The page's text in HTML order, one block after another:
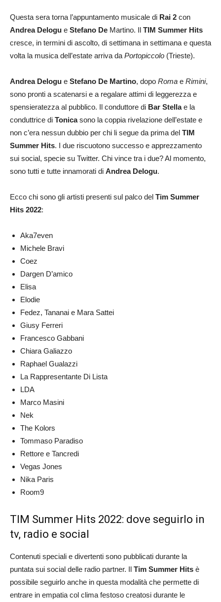
Questa sera torna l’appuntamento musicale di Rai 2 con
Andrea Delogu e Stefano De Martino. Il TIM Summer Hits
cresce, in termini di ascolto, di settimana in settimana e questa
volta la musica dell’estate arriva da Portopiccolo (Trieste).
Andrea Delogu e Stefano De Martino, dopo Roma e Rimini,
sono pronti a scatenarsi e a regalare attimi di leggerezza e
spensieratezza al pubblico. Il conduttore di Bar Stellae la
conduttrice di Tonicasono la coppia rivelazione dell’estate e
non c’era nessun dubbio per chi li segue da prima del TIM
Summer Hits. I due riscuotono successo e apprezzamento
sui social, specie su Twitter. Chi vince tra i due? Al momento,
sono tutti e tutte innamorati di Andrea Delogu.
Ecco chi sono gli artisti presenti sul palco del Tim Summer
Hits 2022:
Aka7even
Michele Bravi
Coez
Dargen D’amico
Elisa
Elodie
Fedez, Tananai e Mara Sattei
Giusy Ferreri
Francesco Gabbani
Chiara Galiazzo
Raphael Gualazzi
La Rappresentante Di Lista
LDA
Marco Masini
Nek
The Kolors
Tommaso Paradiso
Rettore e Tancredi
Vegas Jones
Nika Paris
Room9
TIM Summer Hits 2022: dove seguirlo in
tv, radio e social
Contenuti speciali e divertenti sono pubblicati durante la
puntata sui social delle radio partner. Il Tim Summer Hits è
possibile seguirlo anche in questa modalità che permette di
entrare in empatia col clima festoso creatosi durante le